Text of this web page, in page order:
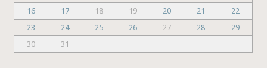
16
17 18 19 20 21
22
23
24 25 26 27 28
29
30
31